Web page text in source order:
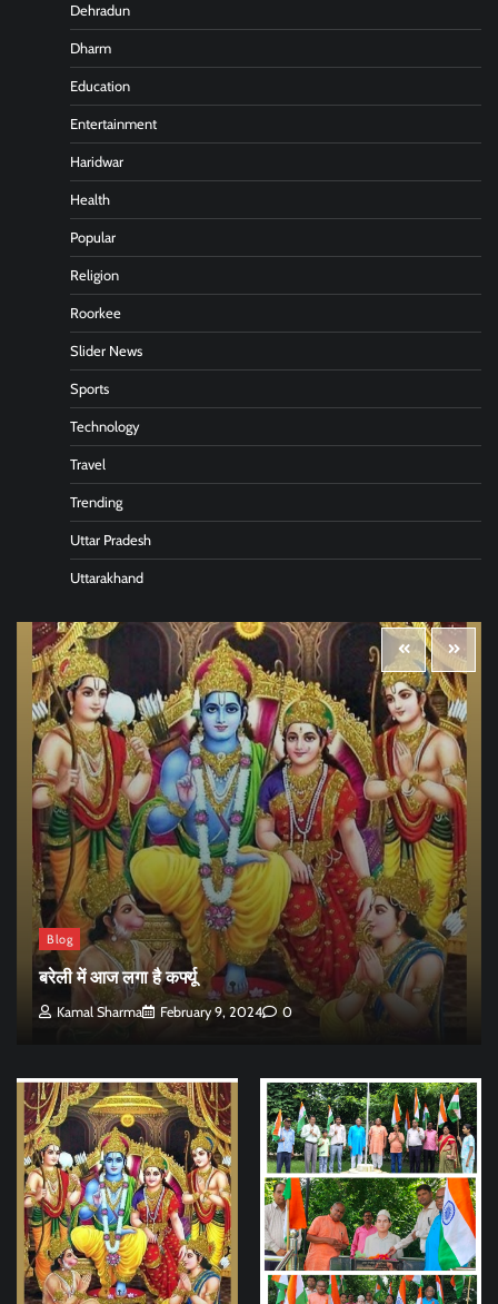
Dehradun
Dharm
Education
Entertainment
Haridwar
Health
Popular
Religion
Roorkee
Slider News
Sports
Technology
Travel
Trending
Uttar Pradesh
Uttarakhand
Blog
बरेली में आज लगा है कर्फ्यू
Kamal Sharma February 9, 2024 0